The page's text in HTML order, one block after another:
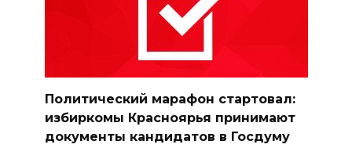
Политический марафон стартовал:
избиркомы Красноярья принимают
документы кандидатов в Госдуму